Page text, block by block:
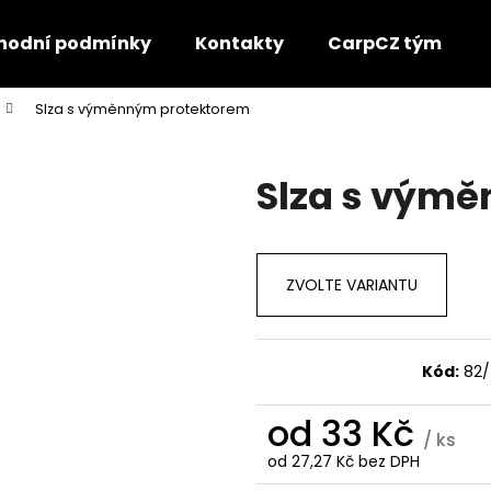
podmínky Kontakty CarpCZ tým
Slza s výměnným protektorem
Slza s
ZVOLTE VARIANTU
Kód:
od 33 Kč / ks
od 27,27 Kč bez DPH
Měrná
Co potřebujete najít?
HLEDAT